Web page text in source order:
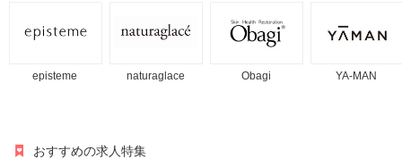
episteme naturaglace Obagi YA-MAN
おすすめの求人特集